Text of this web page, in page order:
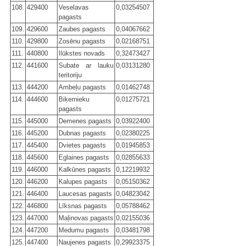
108. 429400
Veselavas
pagasts
0,03254507
109. 429600 Zaubes pagasts
0,04067662
110.
429800 Zosēnu pagasts
0,02168751
111.
440800 Ilūkstes novads
0,32473427
112.
441600
Subate ar lauku
teritoriju
0,03131280
113. 444200 Ambeļu pagasts
0,01462748
114.
444600
Biķernieku
pagasts
0,01275721
115. 445000 Demenes pagasts
0,03922400
116.
445200 Dubnas pagasts
0,02380225
117.
445400 Dvietes pagasts
0,01945853
118.
445600 Eglaines pagasts
0,02855633
119.
446000 Kalkūnes pagasts
0,12219932
120. 446200 Kalupes pagasts
0,05150362
121.
446400 Laucesas pagasts 0,04823042
122. 446800 Līksnas pagasts
0,05788462
123. 447000 Maļinovas pagasts 0,02155036
124. 447200 Medumu pagasts
0,03481798
125. 447400 Naujenes pagasts
0,29923375